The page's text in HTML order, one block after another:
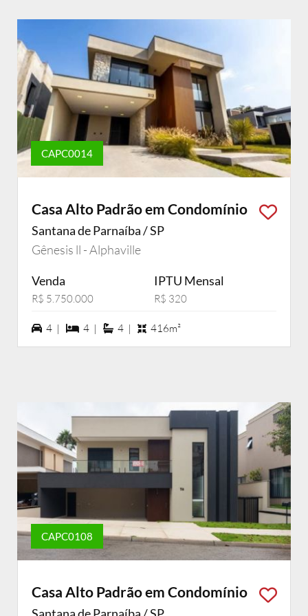
CAPC0014
Casa Alto Padrão em Condomínio
Santana de Parnaíba / SP
Gênesis ll - Alphaville
Venda
R$ 5.750.000
IPTU Mensal
R$ 320
4 vagas na garagem
4 | 4 dormiórios
4 | 4 suítes
4 | 416m²
CAPC0108
Casa Alto Padrão em Condomínio